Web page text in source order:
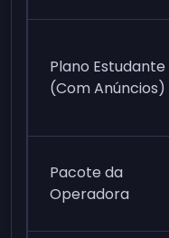
Plano Estudante
(Com Anúncios)
Pacote da
Operadora